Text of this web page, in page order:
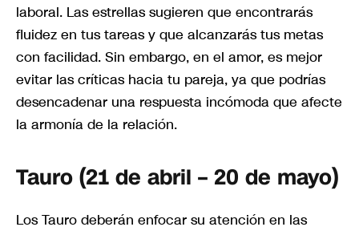
laboral. Las estrellas sugieren que encontrarás
fluidez en tus tareas y que alcanzarás tus metas
con facilidad. Sin embargo, en el amor, es mejor
evitar las críticas hacia tu pareja, ya que podrías
desencadenar una respuesta incómoda que afecte
la armonía de la relación.
Tauro (21 de abril – 20 de mayo)
Los Tauro deberán enfocar su atención en las